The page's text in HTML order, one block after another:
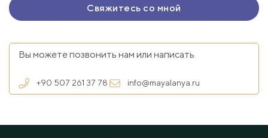
Вы можете позвонить нам или написать
+90 507 261 37 78 info@mayalanya.ru